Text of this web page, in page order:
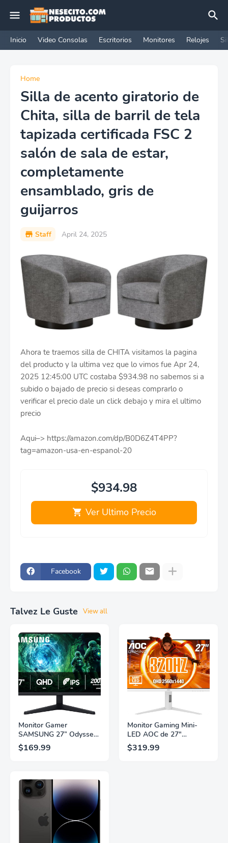
Inicio Video Consolas Escritorios Monitores Relojes
Home
Silla de acento giratorio de
Chita, silla de barril de tela
tapizada certificada FSC 2
salón de sala de estar,
completamente
ensamblado, gris de
guijarros
Staff April 24, 2025
Ahora te traemos silla de CHITA visitamos la pagina
del producto y la ultima vez que lo vimos fue Apr 24,
2025 12:45:00 UTC costaba $934.98 no sabemos si a
subido o bajado de precio si deseas comprarlo o
verificar el precio dale un click debajo y mira el ultimo
precio
Aqui–> https://amazon.com/dp/B0D6Z4T4PP?
tag=amazon-usa-en-espanol-20
$934.98
Ver Ultimo Precio
Facebook
Talvez Le Guste View all
Monitor Gamer
SAMSUNG 27” Odyssey
G5 G53F con Resolución
QHD, HDR10,
Panel IPS, AMD
FreeSync™ Premium,
Ecualizador Negro,
Cambio Automático de
Fuente,
LS27FG532ENXZA
$169.99
Monitor Gaming Mini-
LED AOC de 27"
Pulgadas, QHD
2560×1440, 320Hz, 1ms
$319.99